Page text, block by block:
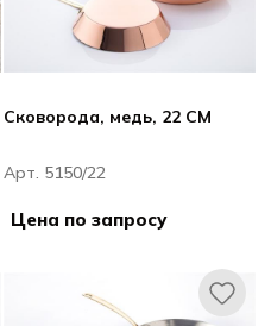
Сковорода, медь, 22 CM
Арт. 5150/22
Цена по запросу